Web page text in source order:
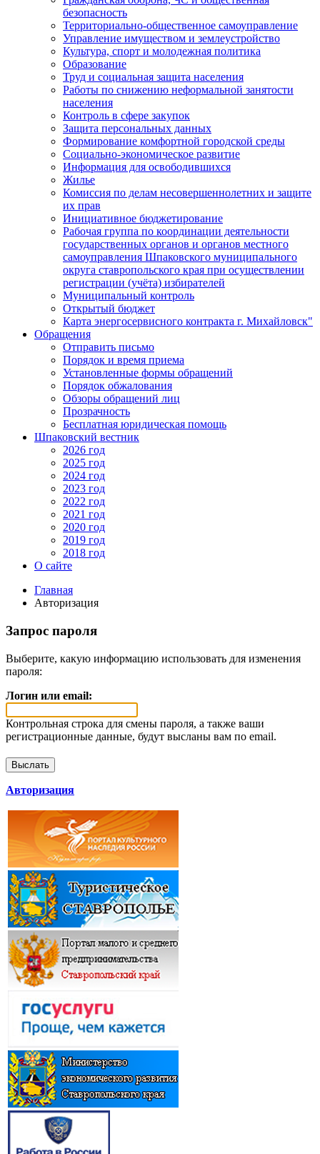
безопасность
Территориально-общественное самоуправление
Управление имуществом и землеустройство
Культура, спорт и молодежная политика
Образование
Труд и социальная защита населения
Работы по снижению неформальной занятости
населения
Контроль в сфере закупок
Защита персональных данных
Формирование комфортной городской среды
Социально-экономическое развитие
Информация для освободившихся
Жилье
Комиссия по делам несовершеннолетних и защите
их прав
Инициативное бюджетирование
Рабочая группа по координации деятельности
государственных органов и органов местного
самоуправления Шпаковского муниципального
округа ставропольского края при осуществлении
регистрации (учёта) избирателей
Муниципальный контроль
Открытый бюджет
Карта энергосервисного контракта г. Михайловск"
Обращения
Отправить письмо
Порядок и время приема
Установленные формы обращений
Порядок обжалования
Обзоры обращений лиц
Прозрачность
Бесплатная юридическая помощь
Шпаковский вестник
2026 год
2025 год
2024 год
2023 год
2022 год
2021 год
2020 год
2019 год
2018 год
О сайте
Главная
Авторизация
Запрос пароля
Выберите, какую информацию использовать для изменения
пароля:
Логин или email:
Контрольная строка для смены пароля, а также ваши
регистрационные данные, будут высланы вам по email.
Авторизация